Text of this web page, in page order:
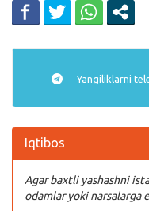
Yangiliklarni
Iqtibos
Agar baxtli yashashni
odamlar yoki narsalarga